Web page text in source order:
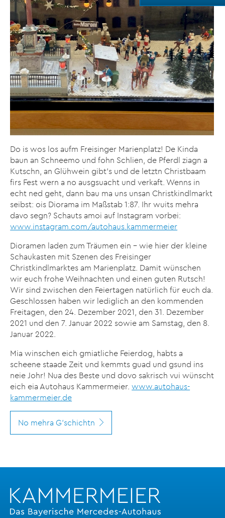
Do is wos los aufm Freisinger Marienplatz! De Kinda
baun an Schneemo und fohn Schlien, de Pferdl ziagn a
Kutschn, an Glühwein gibt’s und de letztn Christbaam
firs Fest wern a no ausgsuacht und verkaft. Wenns in
echt ned geht, dann bau ma uns unsan Christkindlmarkt
seibst: ois Diorama im Maßstab 1:87. Ihr wuits mehra
davo segn? Schauts amoi auf Instagram vorbei:
www.instagram.com/autohaus.kammermeier
Dioramen laden zum Träumen ein – wie hier der kleine
Schaukasten mit Szenen des Freisinger
Christkindlmarktes am Marienplatz. Damit wünschen
wir euch frohe Weihnachten und einen guten Rutsch!
Wir sind zwischen den Feiertagen natürlich für euch da.
Geschlossen haben wir lediglich an den kommenden
Freitagen, den 24. Dezember 2021, den 31. Dezember
2021 und den 7. Januar 2022 sowie am Samstag, den 8.
Januar 2022.
Mia winschen eich gmiatliche Feierdog, habts a
scheene staade Zeit und kemmts guad und gsund ins
neie Johr! Nua des Beste und dovo sakrisch vui wünscht
eich eia Autohaus Kammermeier.www.autohaus-
kammermeier.de
No mehra G'schichtn